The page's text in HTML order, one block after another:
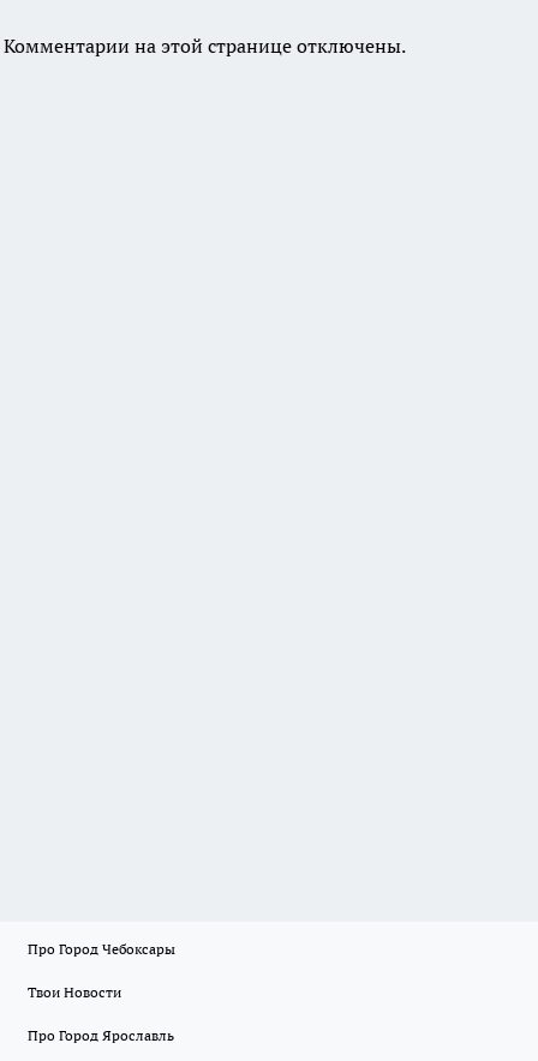
Комментарии на этой странице отключены.
Про Город Чебоксары
Твои Новости
Про Город Ярославль